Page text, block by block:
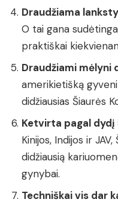
Draudžiama
O tai gana
praktiškai
Draudžiami mėlyni
amerikietišką
didžiausias Šiaurės
Ketvirta pagal dydį
Kinijos, Indijos ir
didžiausią
gynybai.
Techniškai vis dar